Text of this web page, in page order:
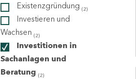
Existenzgründung (2)
Investieren und
Wachsen (2)
Investitionen in
Sachanlagen und
Beratung (2)